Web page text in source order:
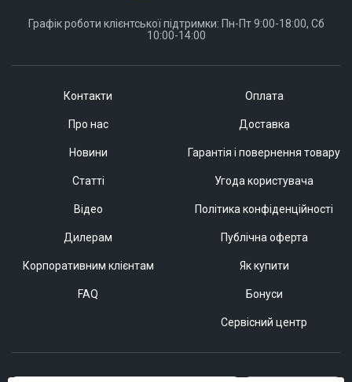
Контакти
Про нас
Новини
Статті
Відео
Дилерам
Корпоративним клієнтам
FAQ
Оплата
Доставка
Гарантія і повернення товару
Угода користувача
Політика конфіденційності
Публічна оферта
Як купити
Бонуси
Сервісний центр
Графік роботи клієнтської підтримки: Пн-Пт 9:00-18:00, Сб
10:00-14:00